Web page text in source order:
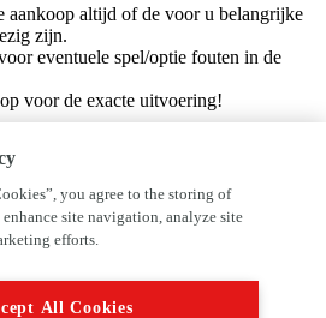
aankoop altijd of de voor u belangrijke
zijn.
eventuele spel/optie fouten in de
voor de exacte uitvoering!
Jong B.V, Wij zijn gespecialiseerd in
auto’s, Tevens leveren wij ook
Bent u opzoek naar een
u graag met zoeken naar de juiste
van afleverpakketten, u kunt kiezen uit
you agree to the storing of
site navigation, analyze site
efforts.
All Cookies